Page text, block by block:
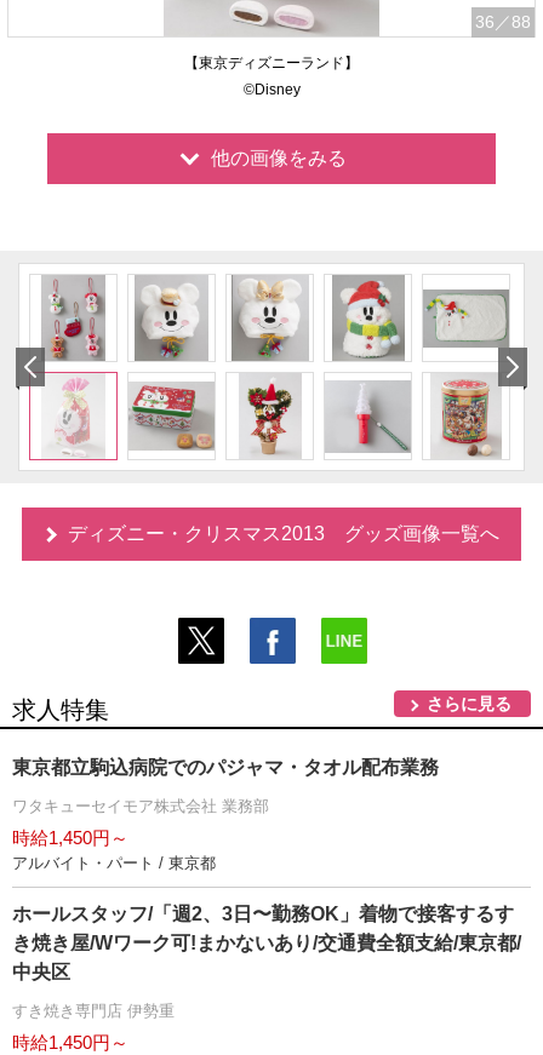
36 ／88
【東京ディズニーランド】
©Disney
他の画像をみる
ディズニー・クリスマス2013 グッズ画像一覧へ
求人特集 さらに見る
東京都立駒込病院でのパジャマ・タオル配布業務
ワタキューセイモア株式会社 業務部
時給1,450円～
アルバイト・パート / 東京都
ホールスタッフ/「週2、3日〜勤務OK」着物で接客するす
き焼き屋/Wワーク可!まかないあり/交通費全額支給/東京都/
中央区
すき焼き専門店 伊勢重
時給1,450円～